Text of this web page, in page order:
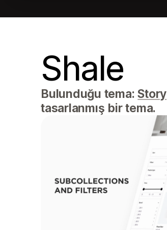
Shale
Bulunduğu tema:Story
tasarlanmış bir tema.